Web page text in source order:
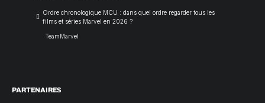
Ordre chronologique MCU : dans quel ordre regarder tous les
films et séries Marvel en 2026 ?
TeamMarvel
PARTENAIRES